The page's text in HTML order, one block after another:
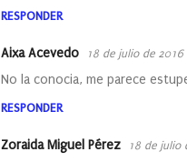
RESPONDER
Aixa Acevedo 18 de julio de
No la conocia, me parece
RESPONDER
Zoraida Miguel Pérez 18 de julio